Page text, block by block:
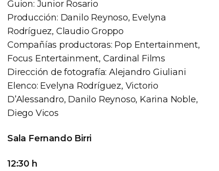
Guion: Junior Rosario
Producción: Danilo Reynoso, Evelyna
Rodríguez, Claudio Groppo
Compañías productoras: Pop Entertainment,
Focus Entertainment, Cardinal Films
Dirección de fotografía: Alejandro Giuliani
Elenco: Evelyna Rodríguez, Victorio
D’Alessandro, Danilo Reynoso, Karina Noble,
Diego Vicos
Sala Fernando Birri
12:30 h